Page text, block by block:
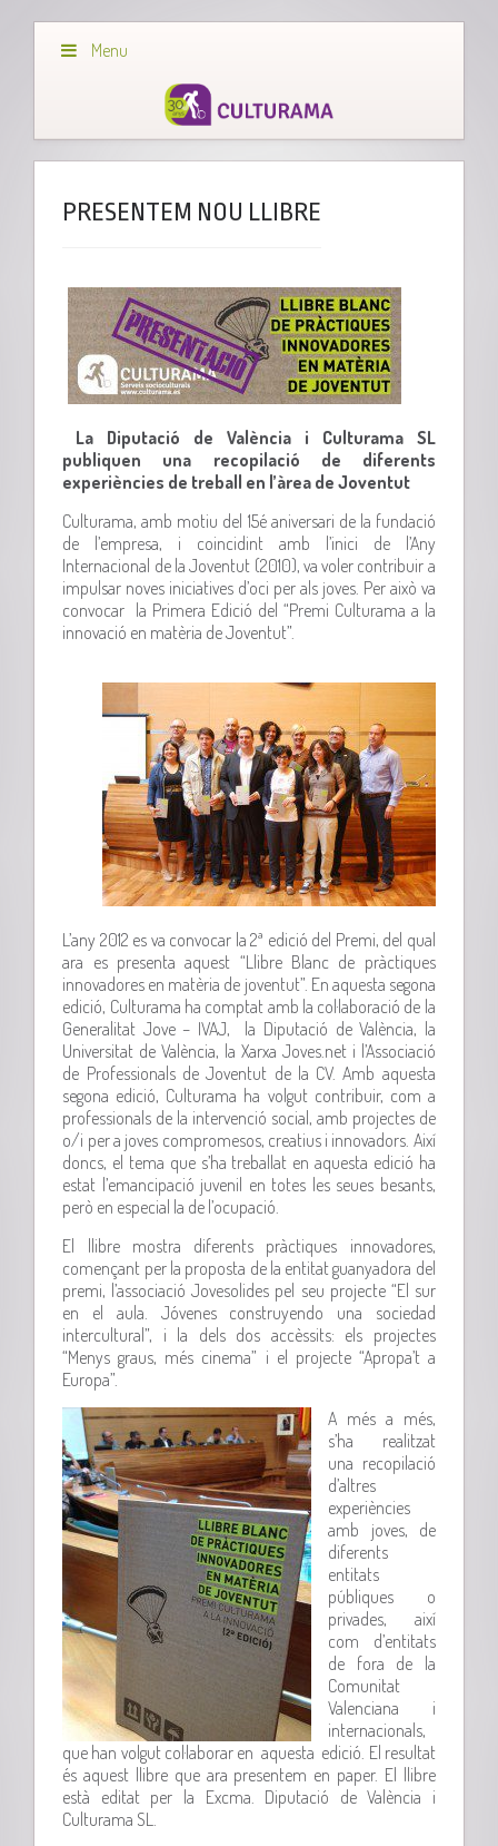
Menu
PRESENTEM NOU LLIBRE
La Diputació de València i Culturama SL
publiquen una recopilació de diferents
experiències de treball en l’àrea de Joventut
Culturama, amb motiu del 15é aniversari de la fundació
de l’empresa, i coincidint amb l’inici de l’Any
Internacional de la Joventut (2010), va voler contribuir a
impulsar noves iniciatives d’oci per als joves. Per això va
convocar la Primera Edició del “Premi Culturama a la
innovació en matèria de Joventut”.
L’any 2012 es va convocar la 2ª edició del Premi, del qual
ara es presenta aquest “Llibre Blanc de pràctiques
innovadores en matèria de joventut”. En aquesta segona
edició, Culturama ha comptat amb la col·laboració de la
Generalitat Jove – IVAJ, la Diputació de València, la
Universitat de València, la Xarxa Joves.net i l’Associació
de Professionals de Joventut de la CV. Amb aquesta
segona edició, Culturama ha volgut contribuir, com a
professionals de la intervenció social, amb projectes de
o/i per a joves compromesos, creatius i innovadors. Així
doncs, el tema que s’ha treballat en aquesta edició ha
estat l’emancipació juvenil en totes les seues besants,
però en especial la de l’ocupació.
El llibre mostra diferents pràctiques innovadores,
començant per la proposta de la entitat guanyadora del
premi, l’associació Jovesolides pel seu projecte “El sur
en el aula. Jóvenes construyendo una sociedad
intercultural”, i la dels dos accèssits: els projectes
“Menys graus, més cinema” i el projecte “Apropa’t a
Europa”.
A més a més,
s’ha realitzat
una recopilació
d’altres
experiències
amb joves, de
diferents
entitats
públiques o
privades, així
com d’entitats
de fora de la
Comunitat
Valenciana i
internacionals,
que han volgut col·laborar en aquesta edició. El resultat
és aquest llibre que ara presentem en paper. El llibre
està editat per la Excma. Diputació de València i
Culturama SL.